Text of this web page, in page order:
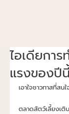
ไอเดียกา
แรงของปีนี้
เอาใจชาวทาสที่สนใ
ตลาดสัตว์เลี้ยงเติ